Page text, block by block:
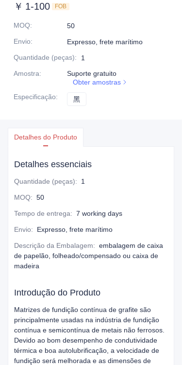
￥ 1-100 FOB
MOQ:
50
Envio:
Expresso, frete marítimo
Quantidade (peças):
1
Amostra:
Suporte gratuito
Obter amostras
Especificação: 黑
Detalhes do Produto
Detalhes essenciais
Quantidade (peças): 1
MOQ: 50
Tempo de entrega: 7 working days
Envio: Expresso, frete marítimo
Descrição da Embalagem: embalagem de caixa
de papelão, folheado/compensado ou caixa de
madeira
Introdução do Produto
Matrizes de fundição contínua de grafite são
principalmente usadas na indústria de fundição
contínua e semicontínua de metais não ferrosos.
Devido ao bom desempenho de condutividade
térmica e boa autolubrificação, a velocidade de
fundição será melhorada e as dimensões de